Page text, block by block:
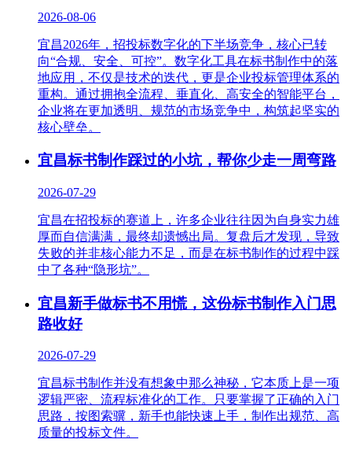
2026-08-06
宜昌2026年，招投标数字化的下半场竞争，核心已转
向“合规、安全、可控”。数字化工具在标书制作中的落
地应用，不仅是技术的迭代，更是企业投标管理体系的
重构。通过拥抱全流程、垂直化、高安全的智能平台，
企业将在更加透明、规范的市场竞争中，构筑起坚实的
核心壁垒。
宜昌标书制作踩过的小坑，帮你少走一周弯路
2026-07-29
宜昌在招投标的赛道上，许多企业往往因为自身实力雄
厚而自信满满，最终却遗憾出局。复盘后才发现，导致
失败的并非核心能力不足，而是在标书制作的过程中踩
中了各种“隐形坑”。
宜昌新手做标书不用慌，这份标书制作入门思
路收好
2026-07-29
宜昌标书制作并没有想象中那么神秘，它本质上是一项
逻辑严密、流程标准化的工作。只要掌握了正确的入门
思路，按图索骥，新手也能快速上手，制作出规范、高
质量的投标文件。